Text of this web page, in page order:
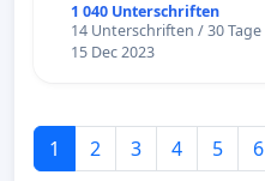
1 040 Unterschriften
14 Unterschriften / 30 Tage
15 Dec 2023
1 2 3 4 5 6